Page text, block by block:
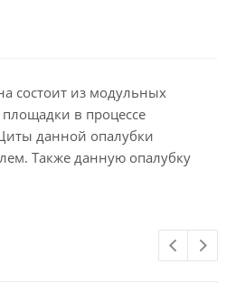
состоит из модульных
в процессе
данной опалубки
Также данную опалубку